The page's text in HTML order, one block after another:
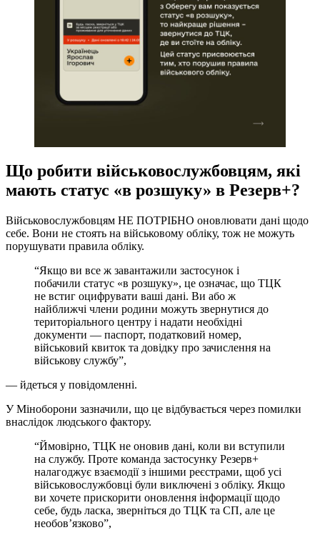
Що робити військовослужбовцям, які
мають статус «в розшуку» в Резерв+?
Військовослужбовцям НЕ ПОТРІБНО оновлювати дані щодо
себе. Вони не стоять на військовому обліку, тож не можуть
порушувати правила обліку.
“Якщо ви все ж завантажили застосунок і
побачили статус «в розшуку», це означає, що ТЦК
не встиг оцифрувати ваші дані. Ви або ж
найближчі члени родини можуть звернутися до
територіального центру і надати необхідні
документи — паспорт, податковий номер,
військовий квиток та довідку про зачислення на
військову службу”,
— йдеться у повідомленні.
У Міноборони зазначили, що це відбувається через помилки
внаслідок людського фактору.
“Ймовірно, ТЦК не оновив дані, коли ви вступили
на службу. Проте команда застосунку Резерв+
налагоджує взаємодії з іншими реєстрами, щоб усі
військовослужбовці були виключені з обліку. Якщо
ви хочете прискорити оновлення інформації щодо
себе, будь ласка, зверніться до ТЦК та СП, але це
необов’язково”,